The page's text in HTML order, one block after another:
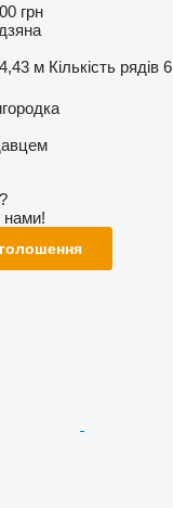
грн
4,43 м Кількість рядів 6
нами!